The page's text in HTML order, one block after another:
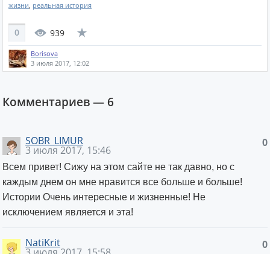
жизни, реальная история
0 939
Borisova
3 июля 2017, 12:02
Комментариев — 6
0
SOBR_LIMUR
3 июля 2017, 15:46
Всем привет! Сижу на этом сайте не так давно, но с
каждым днем он мне нравится все больше и больше!
Истории Очень интересные и жизненные! Не
исключением является и эта!
0
NatiKrit